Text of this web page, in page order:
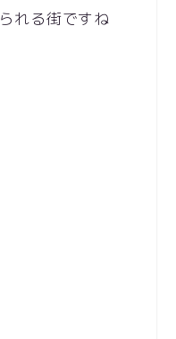
れる街ですね